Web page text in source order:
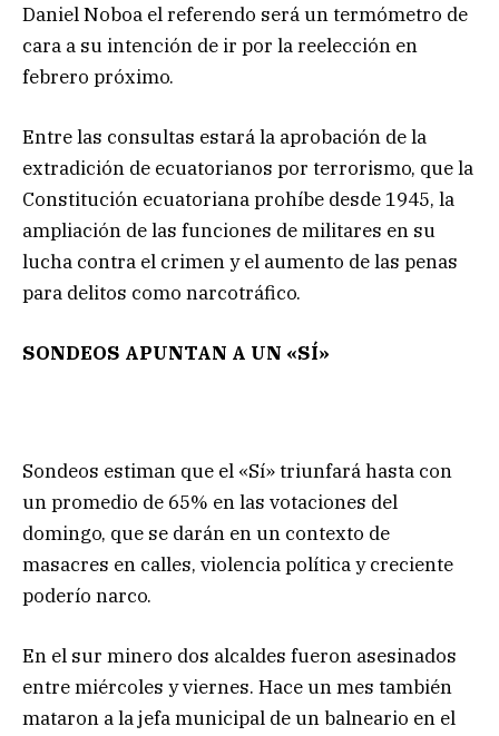
Daniel Noboa el referendo será un termómetro de
cara a su intención de ir por la reelección en
febrero próximo.
Entre las consultas estará la aprobación de la
extradición de ecuatorianos por terrorismo, que la
Constitución ecuatoriana prohíbe desde 1945, la
ampliación de las funciones de militares en su
lucha contra el crimen y el aumento de las penas
para delitos como narcotráfico.
SONDEOS APUNTAN A UN «SÍ»
Sondeos estiman que el «Sí» triunfará hasta con
un promedio de 65% en las votaciones del
domingo, que se darán en un contexto de
masacres en calles, violencia política y creciente
poderío narco.
En el sur minero dos alcaldes fueron asesinados
entre miércoles y viernes. Hace un mes también
mataron a la jefa municipal de un balneario en el